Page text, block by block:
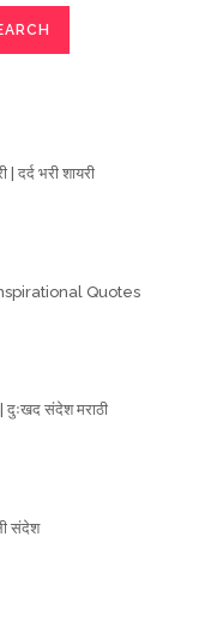
| दर्द भरी शायरी
Inspirational Quotes
संदेश मराठी
संदेश